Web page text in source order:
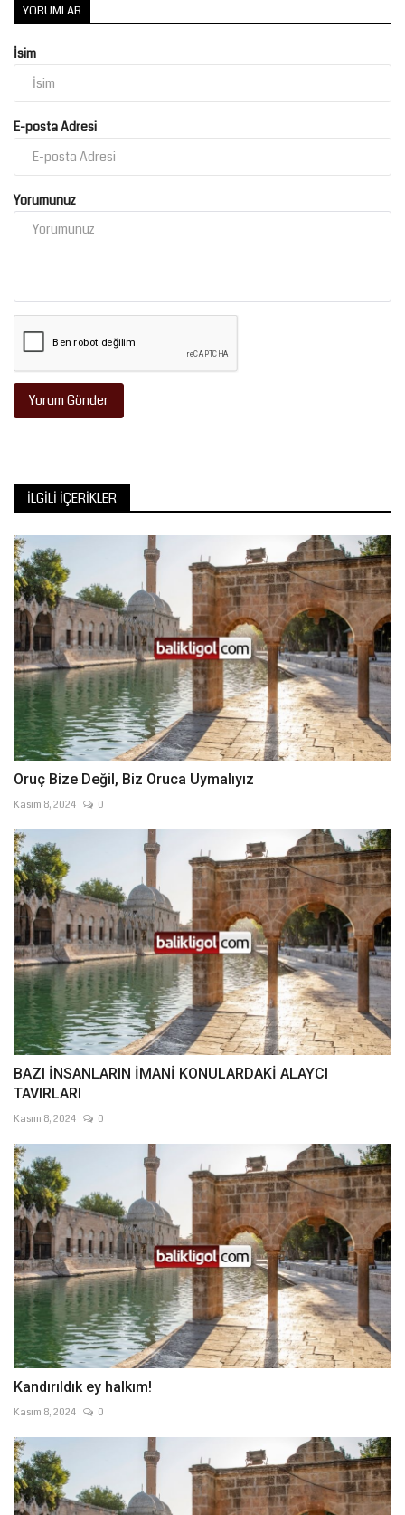
YORUMLAR
İsim
E-posta Adresi
Yorumunuz
Yorum Gönder
İLGILI İÇERIKLER
Oruç Bize Değil, Biz Oruca Uymalıyız
Kasım 8, 2024 0
BAZI İNSANLARIN İMANİ KONULARDAKİ ALAYCI
TAVIRLARI
Kasım 8, 2024 0
Kandırıldık ey halkım!
Kasım 8, 2024 0